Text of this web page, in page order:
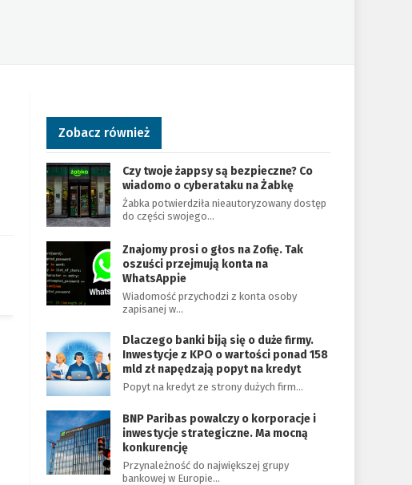
Zobacz również
Czy twoje żappsy są bezpieczne? Co
wiadomo o cyberataku na Żabkę
Żabka potwierdziła nieautoryzowany dostęp
do części swojego…
Znajomy prosi o głos na Zofię. Tak
oszuści przejmują konta na
WhatsAppie
Wiadomość przychodzi z konta osoby
zapisanej w…
Dlaczego banki biją się o duże firmy.
Inwestycje z KPO o wartości ponad 158
mld zł napędzają popyt na kredyt
Popyt na kredyt ze strony dużych firm…
BNP Paribas powalczy o korporacje i
inwestycje strategiczne. Ma mocną
konkurencję
Przynależność do największej grupy
bankowej w Europie…